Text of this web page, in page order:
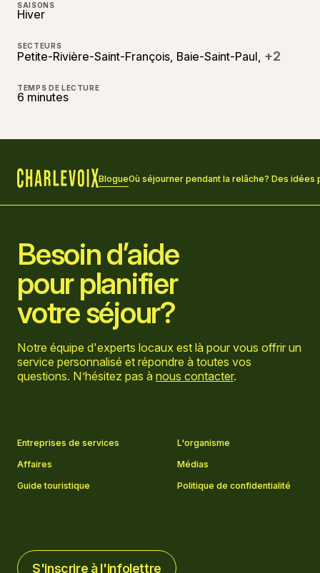
SAISONS
Hiver
SECTEURS
Petite-Rivière-Saint-François, Baie-Saint-Paul, +2
TEMPS DE LECTURE
6 minutes
BlogueOù séjourner pendant la relâche? Des
Besoin d’aide
pour planifier
votre séjour?
Notre équipe d'experts locaux est là pour vous offrir un
service personnalisé et répondre à toutes vos
questions. N’hésitez pas à nous contacter.
Entreprises de services
L'organisme
Affaires
Médias
Guide touristique
Politique de confidentialité
S'inscrire à l'infolettre